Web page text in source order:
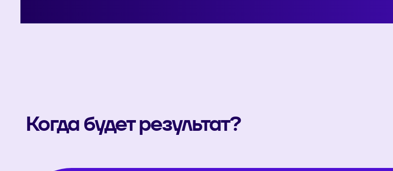
Когда будет результат?